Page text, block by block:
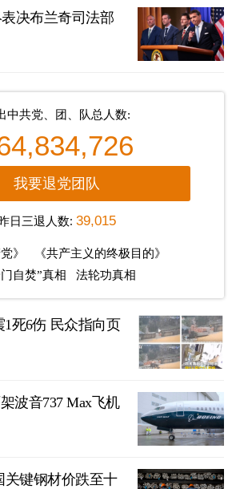
表决布兰奇司法部
中共党、团、队总人数:
我要退党团队
日三退人数: 39,015
》
《共产主义的终极目的》
自焚”真相
法轮功真相
1死6伤 民众指向页
波音737 Max飞机
关键钢材价跌至十